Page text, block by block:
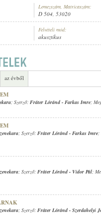
IFJ. CIGÁNYZENEKARA
Lemezszám, Matricaszám:
D 504, 53020
Felvételi mód:
akusztikus
az évből
; Szerző: Fráter Lóránd - Farkas Imre;
; Szerző: Fráter Lóránd - Farkas Imre;
; Szerző: Fráter Lóránd - Vidor Pál;
; Szerző: Fráter Lóránd - Szerdahelyi